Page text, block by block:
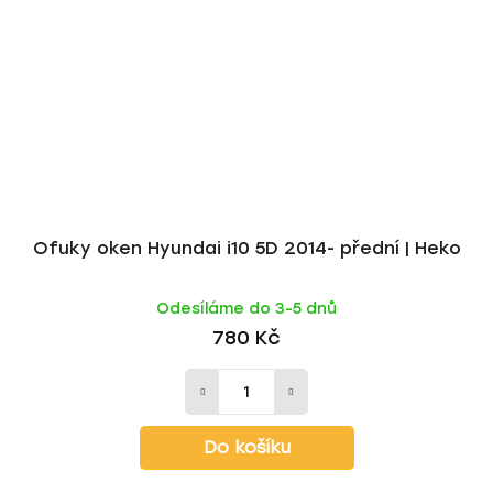
Ofuky oken Hyundai i10 5D 2014- přední | Heko
Odesíláme do 3-5 dnů
780 Kč
Do košíku